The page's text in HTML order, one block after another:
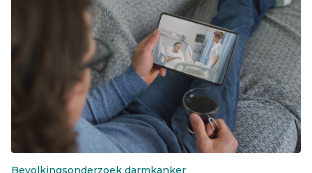
Bevolkingsonderzoek darmkanker